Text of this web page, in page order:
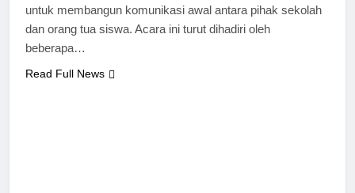
untuk membangun komunikasi awal antara pihak sekolah
dan orang tua siswa. Acara ini turut dihadiri oleh
beberapa…
Read Full News